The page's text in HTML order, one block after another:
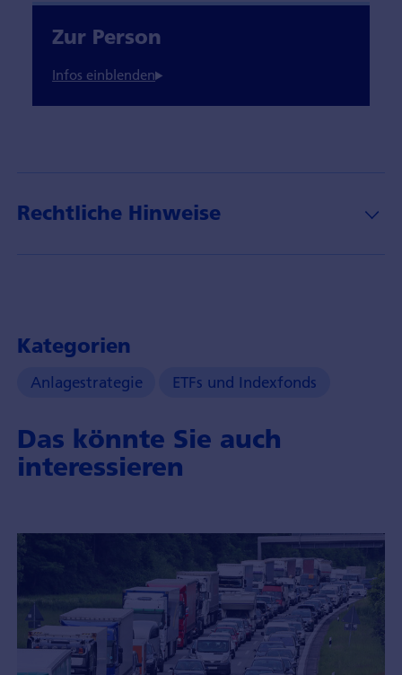
Zur Person
Rechtliche Hinweise
Kategorien
Anlagestrategie ETFs und Indexfonds
Das könnte Sie auch
interessieren